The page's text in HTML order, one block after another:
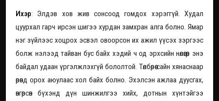
Ихэр: Элдэв хов жив сонсоод гомдох хэрэггүй. Худал
цуурхал гарч ирсэн шигээ хурдан замхран алга болно. Ямар
нэг зүйлээс хоцрох эсвэл овоорсон их ажил үүсэх зэргээс
болж нэлээд тайван бус байх хэдий ч од эрхсийн нөлөөгөөр энэ
байдал удаан үргэлжлэхгүй бололтой. Төлбөрөө сайн хянаснаар
өрөнд орох аюулаас хол байх болно. Эхэлсэн ажлаа дуусгах,
өнгөрсөн бүхэнд дүн шинжилгээ хийх, дотнын хүнтэйгээ